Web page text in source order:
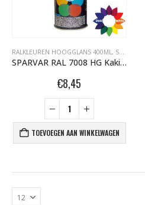
RALKLEUREN HOOGGLANS 400ML, SPARVAR GRAFFITI SPUITBUSSEN
SPARVAR RAL 7008 HG Kakigrijs
€8,45
TOEVOEGEN AAN WINKELWAGEN